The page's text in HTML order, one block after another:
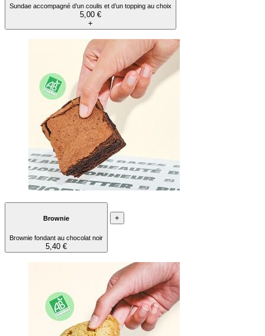
Sundae accompagné d’un coulis et d’un topping au choix
5,00 €
+
Brownie
Brownie fondant au chocolat noir
5,40 €
+